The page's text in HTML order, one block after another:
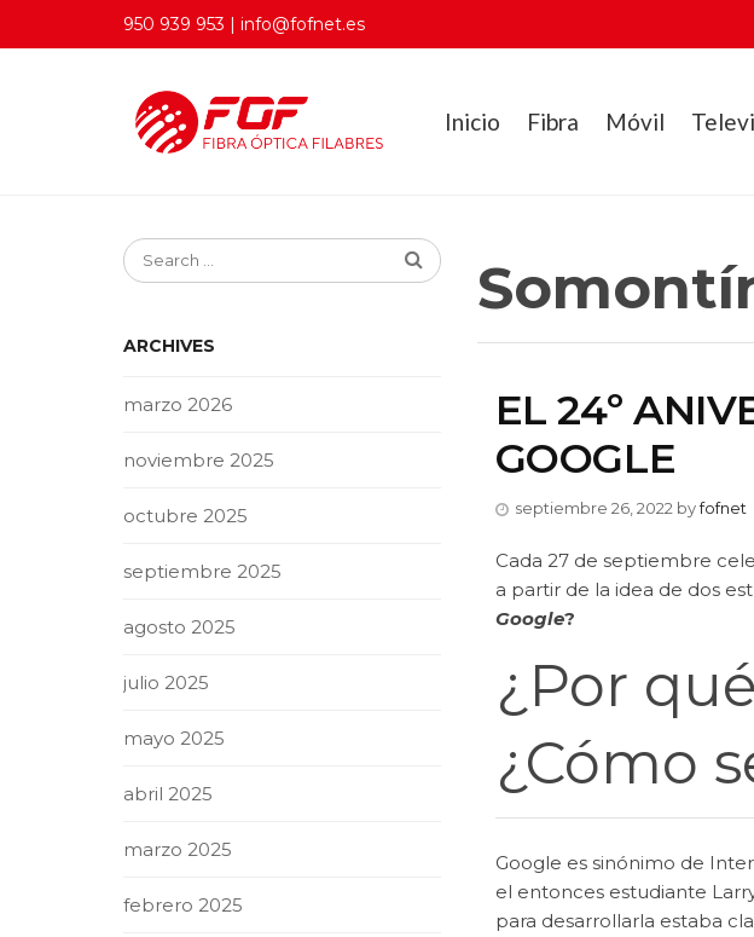
950 939 953 | info@fofnet.es
Inicio Fibra Móvil
EL 24º
GOOGLE
septiembre 26, 2022 byfofnet
Cada 27 de septiembre
a partir de la idea de dos
Google?
¿Por
¿Cómo
Google es sinónimo de
el entonces estudiante
para desarrollarla estaba
ARCHIVES
marzo 2026
noviembre 2025
octubre 2025
septiembre 2025
agosto 2025
julio 2025
mayo 2025
abril 2025
marzo 2025
febrero 2025